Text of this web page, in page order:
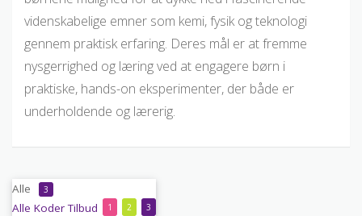
videnskabelige emner som kemi, fysik og teknologi
gennem praktisk erfaring. Deres mål er at fremme
nysgerrighed og læring ved at engagere børn i
praktiske, hands-on eksperimenter, der både er
underholdende og lærerig.
Alle 3
Alle 3
Koder 2
Tilbud 1